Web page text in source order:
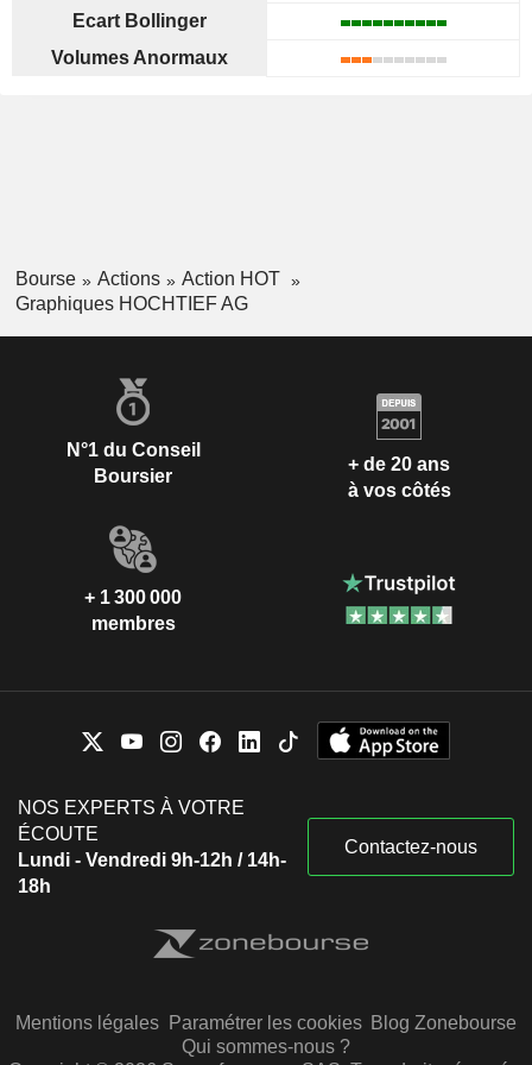
Ecart Bollinger
Volumes Anormaux
Bourse Actions
Action HOT
Graphiques HOCHTIEF AG
N°1 du Conseil
Boursier
+ de 20 ans
à vos côtés
+ 1 300 000
membres
NOS EXPERTS À VOTRE
ÉCOUTE
Lundi - Vendredi 9h-12h / 14h-
18h
Contactez-nous
Mentions légales Paramétrer les cookies Blog Zonebourse
Qui sommes-nous ?